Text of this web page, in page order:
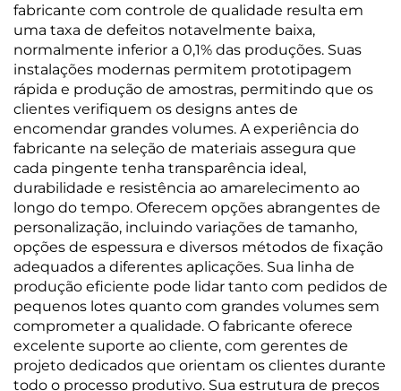
fabricante com controle de qualidade resulta em
uma taxa de defeitos notavelmente baixa,
normalmente inferior a 0,1% das produções. Suas
instalações modernas permitem prototipagem
rápida e produção de amostras, permitindo que os
clientes verifiquem os designs antes de
encomendar grandes volumes. A experiência do
fabricante na seleção de materiais assegura que
cada pingente tenha transparência ideal,
durabilidade e resistência ao amarelecimento ao
longo do tempo. Oferecem opções abrangentes de
personalização, incluindo variações de tamanho,
opções de espessura e diversos métodos de fixação
adequados a diferentes aplicações. Sua linha de
produção eficiente pode lidar tanto com pedidos de
pequenos lotes quanto com grandes volumes sem
comprometer a qualidade. O fabricante oferece
excelente suporte ao cliente, com gerentes de
projeto dedicados que orientam os clientes durante
todo o processo produtivo. Sua estrutura de preços